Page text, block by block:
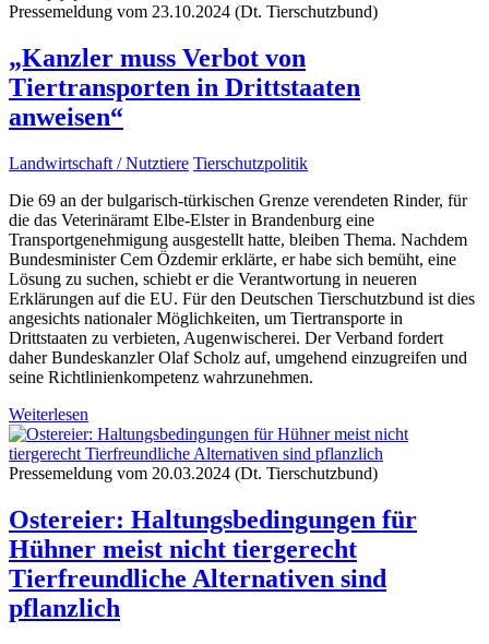
Pressemeldung vom 23.10.2024 (Dt. Tierschutzbund)
„Kanzler muss Verbot von
Tiertransporten in Drittstaaten
anweisen“
Landwirtschaft / Nutztiere Tierschutzpolitik
Die 69 an der bulgarisch-türkischen Grenze verendeten Rinder, für
die das Veterinäramt Elbe-Elster in Brandenburg eine
Transportgenehmigung ausgestellt hatte, bleiben Thema. Nachdem
Bundesminister Cem Özdemir erklärte, er habe sich bemüht, eine
Lösung zu suchen, schiebt er die Verantwortung in neueren
Erklärungen auf die EU. Für den Deutschen Tierschutzbund ist dies
angesichts nationaler Möglichkeiten, um Tiertransporte in
Drittstaaten zu verbieten, Augenwischerei. Der Verband fordert
daher Bundeskanzler Olaf Scholz auf, umgehend einzugreifen und
seine Richtlinienkompetenz wahrzunehmen.
Weiterlesen
Pressemeldung vom 20.03.2024 (Dt. Tierschutzbund)
Ostereier: Haltungsbedingungen für
Hühner meist nicht tiergerecht
Tierfreundliche Alternativen sind
pflanzlich